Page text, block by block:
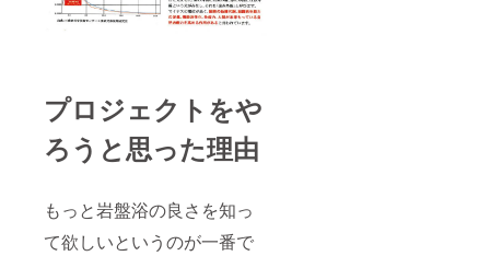
プロジェクトをや
ろうと思った理由
もっと岩盤浴の良さを知っ
て欲しいというのが一番で